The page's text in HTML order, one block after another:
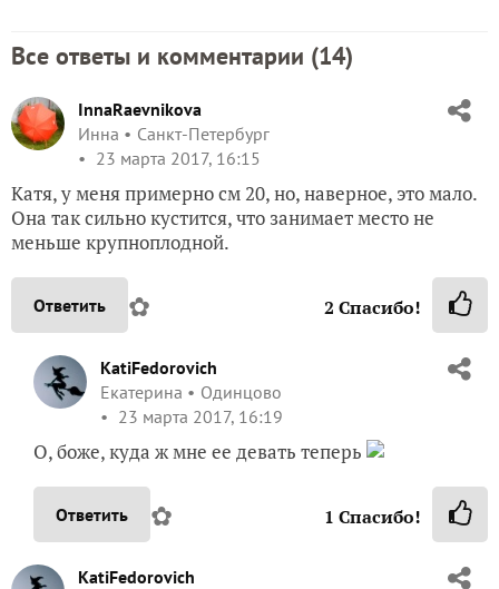
Все ответы и комментарии (14)
InnaRaevnikova
Инна
Санкт-Петербург
23 марта 2017, 16:15
Катя, у меня примерно см 20, но, наверное, это мало.
Она так сильно кустится, что занимает место не
меньше крупноплодной.
Ответить ✿ 2 Спасибо!
KatiFedorovich
Екатерина
Одинцово
23 марта 2017, 16:19
О, боже, куда ж мне ее девать теперь
Ответить ✿ 1 Спасибо!
KatiFedorovich